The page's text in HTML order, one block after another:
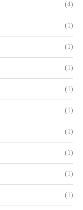
(4)
(1)
(1)
(1)
(1)
(1)
(1)
(1)
(1)
(1)